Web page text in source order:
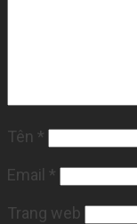
Tên *
Email *
Trang web